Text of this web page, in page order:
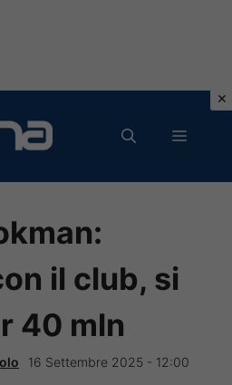
MENU
il club, si
40 mln
16 Settembre 2025 - 12:00